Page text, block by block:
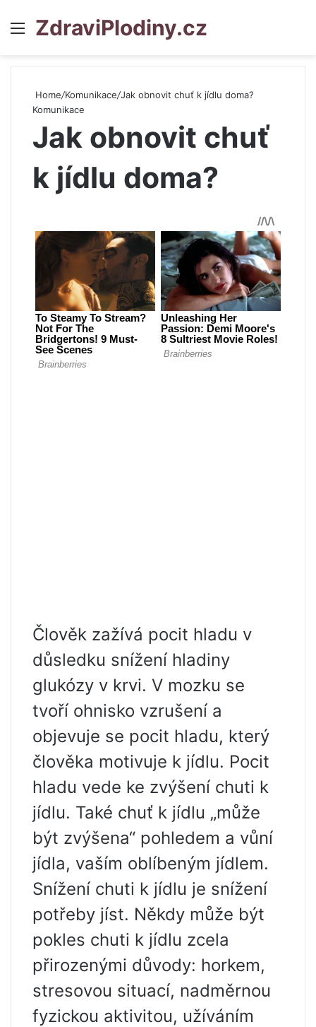
Menu
ZdraviPlodiny.cz
Home/Komunikace/Jak obnovit chuť k jídlu doma?
Komunikace
Jak obnovit chuť
k jídlu doma?
Člověk zažívá pocit hladu v
důsledku snížení hladiny
glukózy v krvi. V mozku se
tvoří ohnisko vzrušení a
objevuje se pocit hladu, který
člověka motivuje k jídlu. Pocit
hladu vede ke zvýšení chuti k
jídlu. Také chuť k jídlu „může
být zvýšena“ pohledem a vůní
jídla, vaším oblíbeným jídlem.
Snížení chuti k jídlu je snížení
potřeby jíst. Někdy může být
pokles chuti k jídlu zcela
přirozenými důvody: horkem,
stresovou situací, nadměrnou
fyzickou aktivitou, užíváním